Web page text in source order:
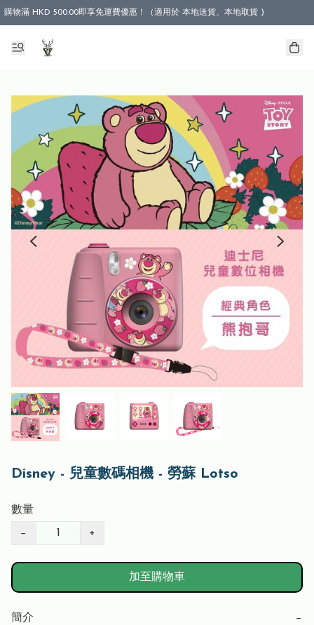
購物滿 HKD 500.00即享免運費優惠！（適用於 本地送貨、本地取貨 )
Disney - 兒童數碼相機 - 勞蘇 Lotso
數量
− +
加至購物車
簡介 −